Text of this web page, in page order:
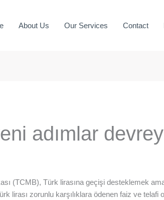
About Us Our Services Contact
adımlar
(TCMB), Türk lirasına geçişi desteklemek
lirası zorunlu karşılıklara ödenen faiz ve telafi